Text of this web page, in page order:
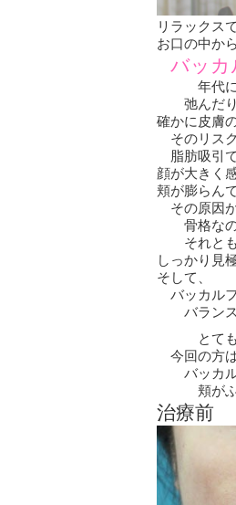
リラックス
お口の中か
バッカ
年代に
弛んだり
確かに皮膚
そのリス
脂肪吸引
顔が大きく
頬が膨らん
その原因
骨格なの
それとも
しっかり見
そして、
バッカル
バランス
とても重
今回の方
バッカル
頬がふっ
治療前